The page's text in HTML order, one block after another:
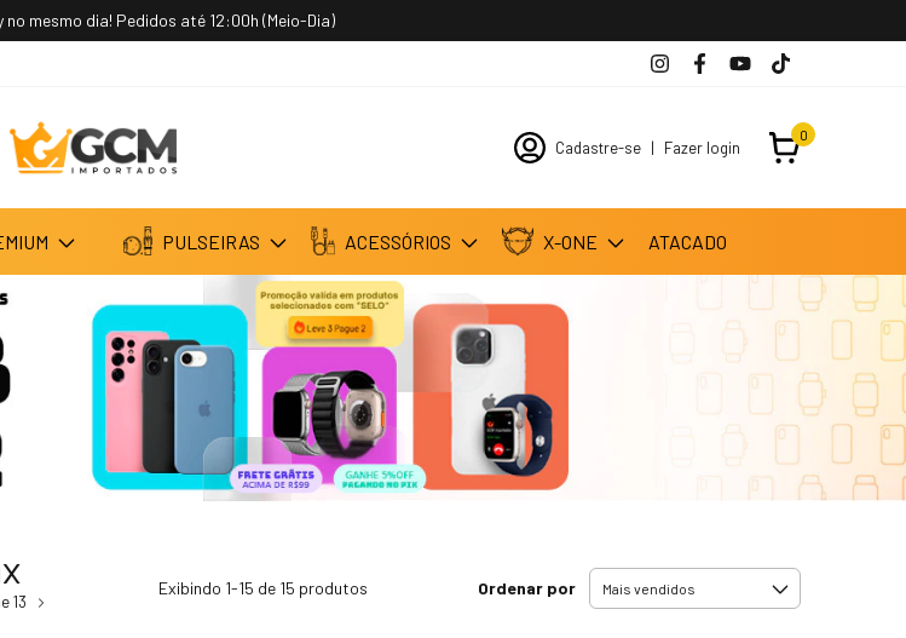
no mesmo dia! Pedidos até 12:00h (Meio-Dia)
Cadastre-se | Fazer login
0
PULSEIRAS ACESSÓRIOS X-ONE ATACADO
13
Exibindo 1-15 de 15 produtos Ordenar por